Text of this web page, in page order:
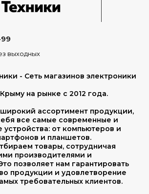
выходных
- Сеть магазинов электроники
на рынке с 2012 года.
ассортимент продукции,
все самые современные и
устройства: от компьютеров и
и планшетов.
товары, сотрудничая
производителями и
позволяет нам гарантировать
продукции и удовлетворение
требовательных клиентов.